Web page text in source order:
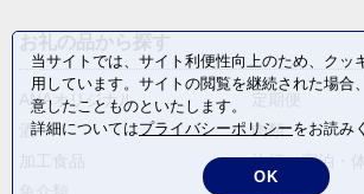
ANAオリジナル
酒
肉類
旅行・宿泊・体
当サイトでは、サイト利便性向上のため、クッ
用しています。サイトの閲覧を継続された場合
意したことものといたします。
詳細についてはプライバシーポリシーをお読み
OK